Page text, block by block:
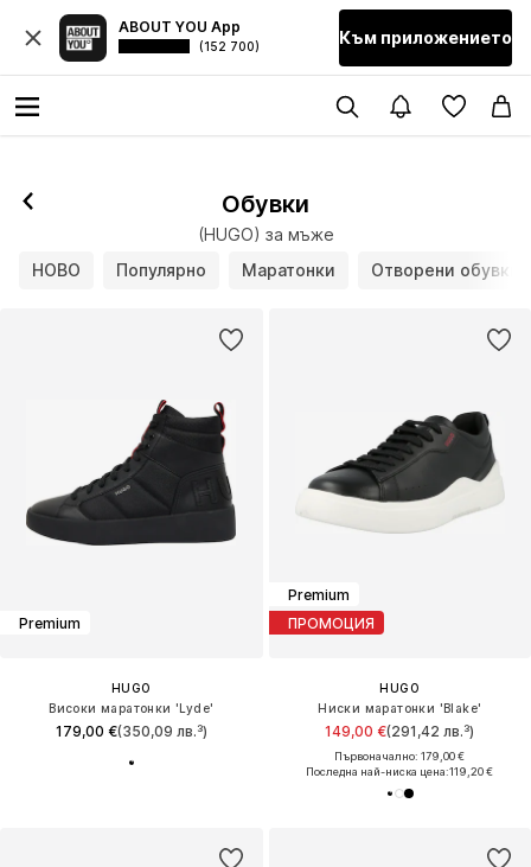
ABOUT YOU App
(152 700) Към приложението
Обувки
(HUGO) за мъже
НОВО
Популярно Маратонки Отворени обувки
Premium
HUGO
Високи маратонки 'Lyde'
179,00 €(350,09 лв.³)
Premium
ПРОМОЦИЯ
HUGO
Ниски маратонки 'Blake'
149,00 €(291,42 лв.³)
Първоначално: 179,00 €
Последна най-ниска цена:119,20 €